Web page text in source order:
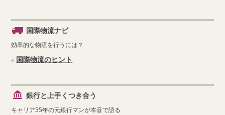
国際物流ナビ
効率的な物流を行うには？
国際物流のヒント
銀行と上手くつき合う
キャリア35年の元銀行マンが本音で語る